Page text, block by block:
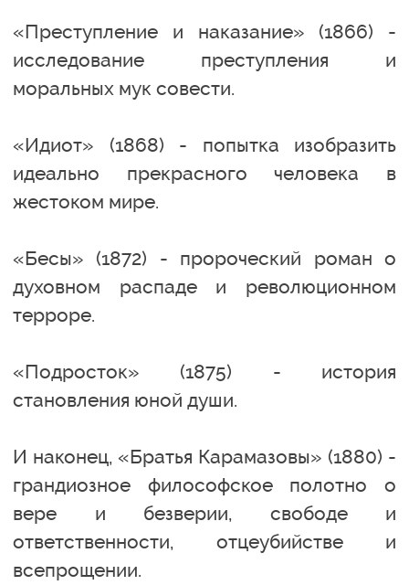
«Преступление и наказание» (1866) -
исследование преступления и
моральных мук совести.
«Идиот» (1868) - попытка изобразить
идеально прекрасного человека в
жестоком мире.
«Бесы» (1872) - пророческий роман о
духовном распаде и революционном
терроре.
«Подросток» (1875) - история
становления юной души.
И наконец, «Братья Карамазовы» (1880) -
грандиозное философское полотно о
вере и безверии, свободе и
ответственности, отцеубийстве и
всепрощении.